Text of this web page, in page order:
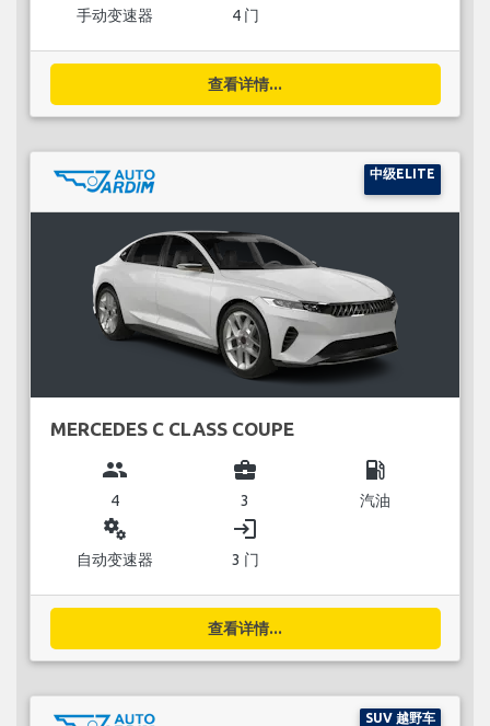
手动变速器 4 门
查看详情...
中级ELITE
MERCEDES C CLASS COUPE
group
4
business_center
3
local_gas_station
汽油
miscellaneous_services
自动变速器
login
3 门
查看详情...
SUV 越野车